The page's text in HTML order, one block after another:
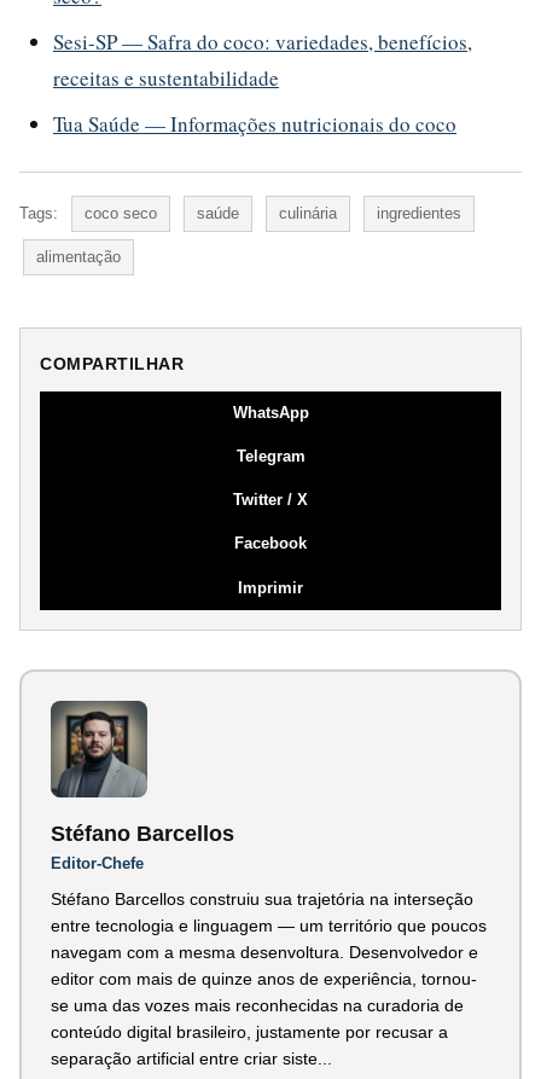
Sesi-SP — Safra do coco: variedades, benefícios,
receitas e sustentabilidade
Tua Saúde — Informações nutricionais do coco
Tags: coco seco saúde culinária ingredientes
alimentação
COMPARTILHAR
WhatsApp
Telegram
Twitter / X
Facebook
Imprimir
Stéfano Barcellos
Editor-Chefe
Stéfano Barcellos construiu sua trajetória na interseção
entre tecnologia e linguagem — um território que poucos
navegam com a mesma desenvoltura. Desenvolvedor e
editor com mais de quinze anos de experiência, tornou-
se uma das vozes mais reconhecidas na curadoria de
conteúdo digital brasileiro, justamente por recusar a
separação artificial entre criar siste...